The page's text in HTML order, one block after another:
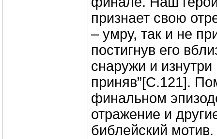
признает свою
– умру, так и не
постигнув его
снаружи и изнутри
приняв”[C.121].
финальном
отражение и
библейский мотив.